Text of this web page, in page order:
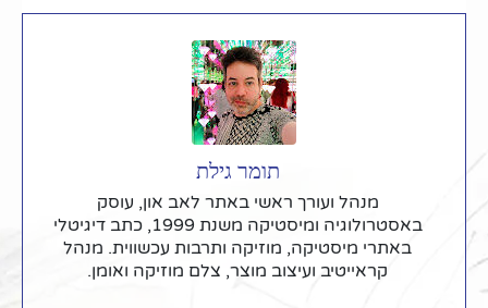
תומר גילת
מנהל ועורך ראשי באתר לאב און, עוסק
באסטרולוגיה ומיסטיקה משנת 1999, כתב דיגיטלי
באתרי מיסטיקה, מוזיקה ותרבות עכשווית. מנהל
קראייטיב ועיצוב מוצר, צלם מוזיקה ואומן.